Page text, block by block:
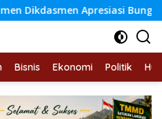
Dikdasmen Apresiasi Bungo
Bisnis Ekonomi Politik